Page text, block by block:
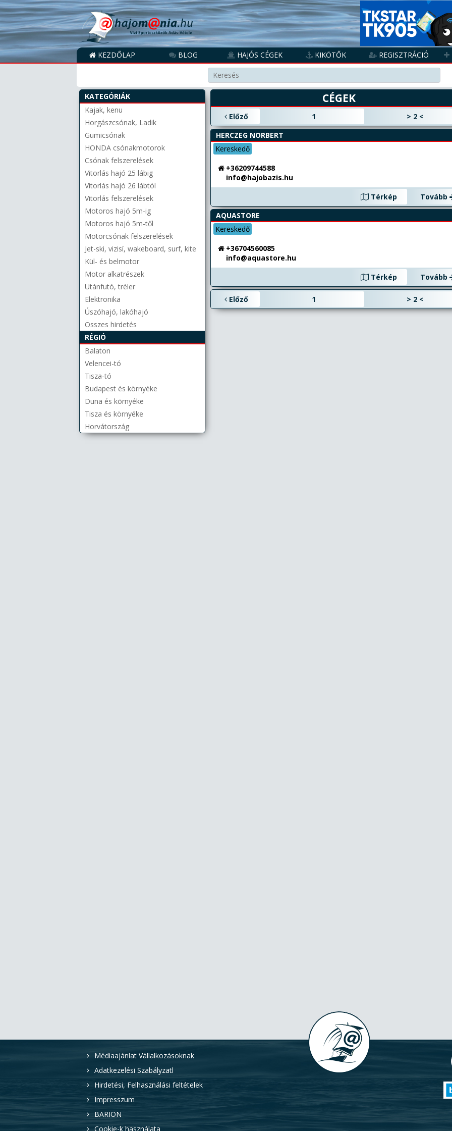
KEZDŐLAP BLOG HAJÓS CÉGEK KIKÖTŐK REGISZTRÁCIÓ
KATEGÓRIÁK
Kajak, kenu
Horgászcsónak, Ladik
Gumicsónak
HONDA csónakmotorok
Csónak felszerelések
Vitorlás hajó 25 lábig
Vitorlás hajó 26 lábtól
Vitorlás felszerelések
Motoros hajó 5m-ig
Motoros hajó 5m-től
Motorcsónak felszerelések
Jet-ski, vizisí, wakeboard, surf, kite
Kül- és belmotor
Motor alkatrészek
Utánfutó, tréler
Elektronika
Úszóhajó, lakóhajó
Összes hirdetés
RÉGIÓ
Balaton
Velencei-tó
Tisza-tó
Budapest és környéke
Duna és környéke
Tisza és környéke
Horvátország
CÉGEK
Előző 1 > 2<
HERCZEG NORBERT
Kereskedő
+36209744588
info@hajobazis.hu
Térkép
Tovább
AQUASTORE
Kereskedő
+36704560085
info@aquastore.hu
Térkép
Tovább
Előző 1 > 2<
Médiaajánlat Vállalkozásoknak
Adatkezelési Szabályzatl
Hirdetési, Felhasználási feltételek
Impresszum
BARION
Cookie-k használata